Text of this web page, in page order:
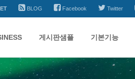
BLOG Facebook Twitter
게시판샘플 기본기능